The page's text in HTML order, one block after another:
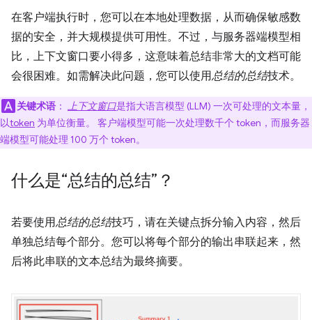
在客户端执行时，您可以在本地处理数据，从而确保敏感数
据的安全，并大规模提供可用性。不过，与服务器端模型相
比，上下文窗口要小得多，这意味着总结非常大的文档可能
会很困难。如需解决此问题，您可以使用总结的总结技术。
关键术语 ： 上下文窗口是指大语言模型 (LLM) 一次可处理的文本量，
以token 为单位衡量。 客户端模型可能一次处理数千个 token，而服务器
端模型可能处理 100 万个 token。
什么是“总结的总结”？
若要使用总结的总结技巧，请在关键点拆分输入内容，然后
单独总结每个部分。您可以将每个部分的输出串联起来，然
后将此串联的文本总结为最终摘要。